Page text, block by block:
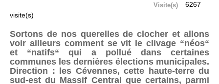
Visite(s)
6267
visite(s)
Sortons de nos querelles de clocher et allons
voir ailleurs comment se vit le clivage “néos“
et “natifs“ qui a pollué dans certaines
communes les dernières élections municipales.
Direction : les Cévennes, cette haute-terre du
sud-est du Massif Central que certains, parmi